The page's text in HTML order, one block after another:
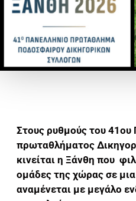
Στους ρυθμούς του 41ου
πρωταθλήματος
κινείται η Ξάνθη που
ομάδες της χώρας σε
αναμένεται με μεγάλο